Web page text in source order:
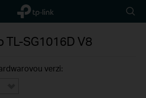
TP-Link,
Reliably
icon
TL-SG1016D V8
verzi: